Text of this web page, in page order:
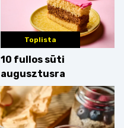
Toplista
10 fullos süti
augusztusra